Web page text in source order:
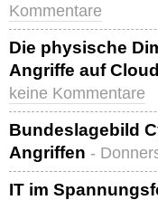
Kommentare
Die physische
Angriffe auf
keine Kommentare
Bundeslagebild
Angriffen -
IT im